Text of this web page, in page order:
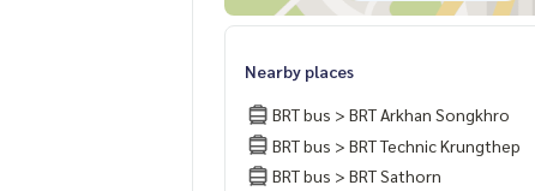
Nearby places
BRT bus > BRT Arkhan Songkhro
BRT bus > BRT Technic Krungthep
BRT bus > BRT Sathorn